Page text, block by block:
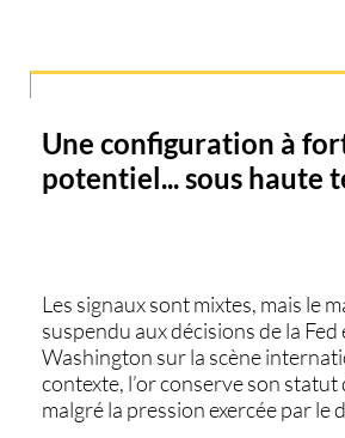
Une configuration à
potentiel... sous haute
Les signaux sont mixtes, mais le
suspendu aux décisions de la Fed
Washington sur la scène
contexte, l’or conserve son statut
malgré la pression exercée par le